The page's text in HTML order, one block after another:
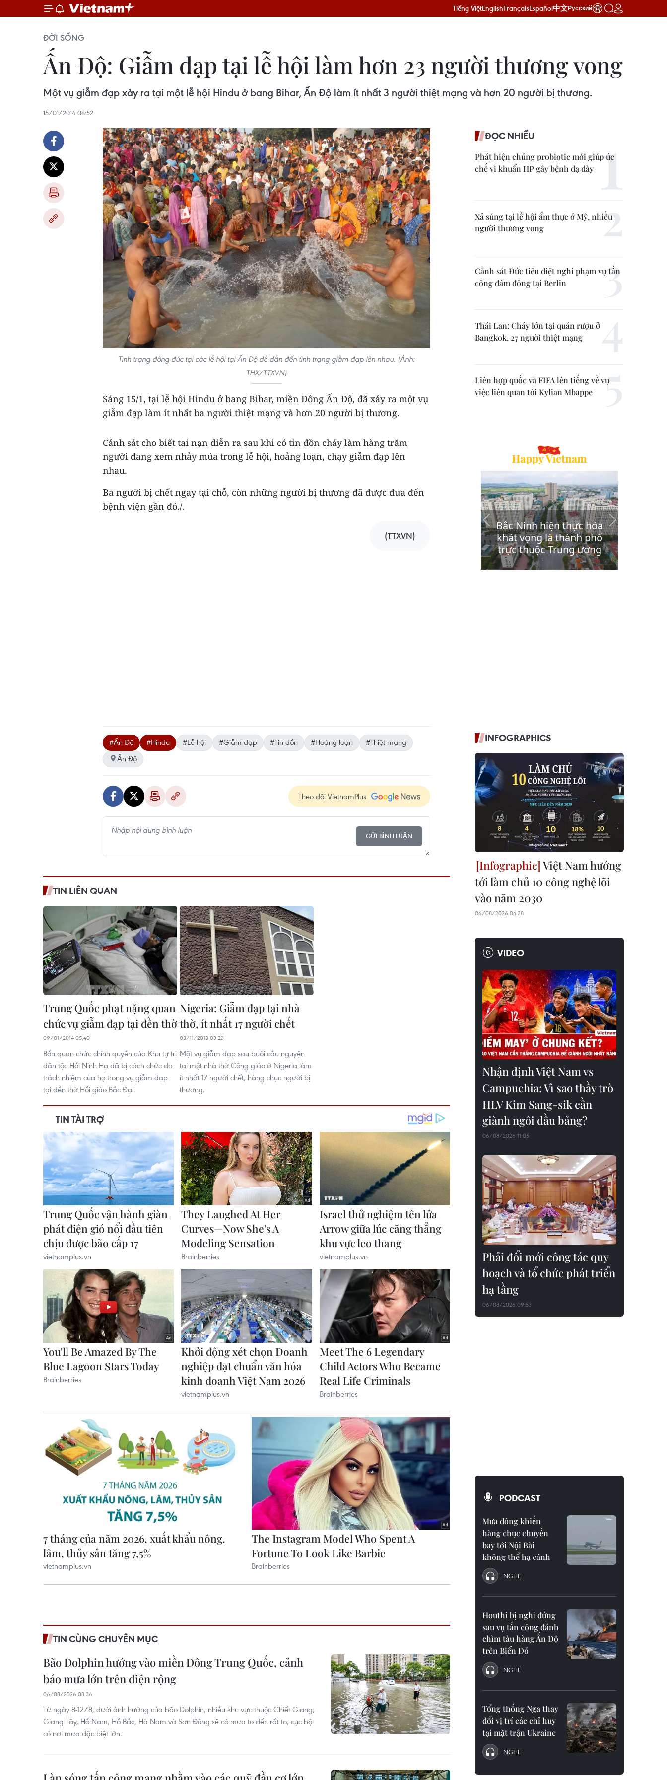
Tiếng ViệtEnglishFrançaisEspañol中文Русский
ĐỜI SỐNG
Ấn Độ: Giẫm đạp tại lễ hội làm hơn 23 người thương vong
Một vụ giẫm đạp xảy ra tại một lễ hội Hindu ở bang Bihar, Ấn Độ làm ít nhất 3 người thiệt mạng và hơn 20 người bị thương.
15/01/2014 08:52
Tình trạng đông đúc tại các lễ hội tại Ấn Độ dễ dẫn đến tình trạng giẫm đạp lên nhau. (Ảnh:
THX/TTXVN)
Sáng 15/1, tại lễ hội Hindu ở bang Bihar, miền Đông Ấn Độ, đã xảy ra một vụ
giẫm đạp làm ít nhất ba người thiệt mạng và hơn 20 người bị thương.
Cảnh sát cho biết tai nạn diễn ra sau khi có tin đồn cháy làm hàng trăm
người đang xem nhảy múa trong lễ hội, hoảng loạn, chạy giẫm đạp lên
nhau.
Ba người bị chết ngay tại chỗ, còn những người bị thương đã được đưa đến
bệnh viện gần đó./.
(TTXVN)
#Ấn Độ #Hindu #Lễ hội #Giẫm đạp #Tin đồn #Hoảng loạn
#Thiệt mạng
Ấn Độ
Theo dõi VietnamPlus
GỬI BÌNH LUẬN
TIN LIÊN QUAN
Trung Quốc phạt nặng quan
chức vụ giẫm đạp tại đền thờ
09/01/2014 05:40
Bốn quan chức chính quyền của Khu tự trị
dân tộc Hồi Ninh Hạ đã bị cách chức do
trách nhiệm của họ trong vụ giẫm đạp
tại đền thờ Hồi giáo Bắc Đại.
Nigeria: Giẫm đạp tại nhà
thờ, ít nhất 17 người chết
03/11/2013 03:23
Một vụ giẫm đạp sau buổi cầu nguyện
tại một nhà thờ Công giáo ở Nigeria làm
ít nhất 17 người chết, hàng chục người bị
thương.
TIN CÙNG CHUYÊN MỤC
Bão Dolphin hướng vào miền Đông Trung Quốc, cảnh
báo mưa lớn trên diện rộng
06/08/2026 08:36
Từ ngày 8-12/8, dưới ảnh hưởng của bão Dolphin, nhiều khu vực thuộc Chiết Giang,
Giang Tây, Hồ Nam, Hồ Bắc, Hà Nam và Sơn Đông sẽ có mưa to đến rất to, cục bộ
có nơi mưa đặc biệt lớn.
ĐỌC NHIỀU
Phát hiện chủng probiotic mới giúp ức
chế vi khuẩn HP gây bệnh dạ dày
Xả súng tại lễ hội ẩm thực ở Mỹ, nhiều
người thương vong
Cảnh sát Đức tiêu diệt nghi phạm vụ tấn
công đám đông tại Berlin
Thái Lan: Cháy lớn tại quán rượu ở
Bangkok, 27 người thiệt mạng
Liên hợp quốc và FIFA lên tiếng về vụ
việc liên quan tới Kylian Mbappe
INFOGRAPHICS
Việt Nam hướng
tới làm chủ 10 công nghệ lõi
vào năm 2030
06/08/2026 04:38
VIDEO
Nhận định Việt Nam vs
Campuchia: Vì sao thầy trò
HLV Kim Sang-sik cần
giành ngôi đầu bảng?
06/08/2026 11:05
Phải đổi mới công tác quy
hoạch và tổ chức phát triển
hạ tầng
06/08/2026 09:53
PODCAST
Mưa dông khiến
hàng chục chuyến
bay tới Nội Bài
không thể hạ cánh
NGHE
Houthi bị nghi đứng
sau vụ tấn công đánh
chìm tàu hàng Ấn Độ
trên Biển Đỏ
NGHE
Tổng thống Nga thay
đổi vị trí các chỉ huy
tại mặt trận Ukraine
NGHE